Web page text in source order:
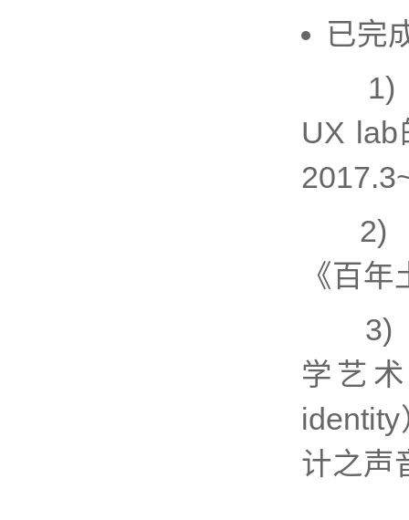
已完
1) 汽
UX
2) 配
《百
3) 声
学艺
计之声